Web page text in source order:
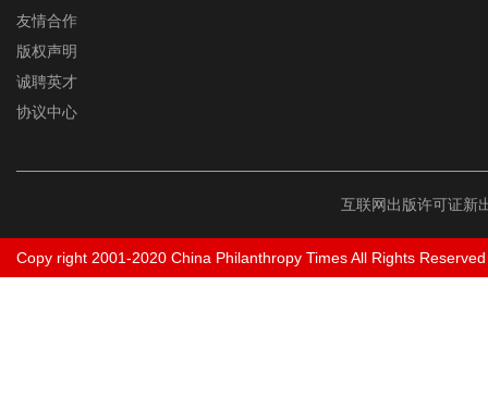
友情合作
版权声明
诚聘英才
协议中心
互联网出版许可证新
Copy right 2001-2020 China Philanthropy Times All Rights Reserved